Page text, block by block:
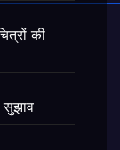
की
सुझाव